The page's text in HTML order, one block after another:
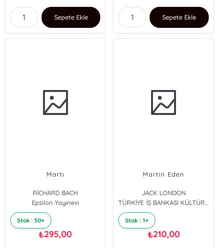
Sepete Ekle Sepete Ekle
Martı
RİCHARD BACH
Epsilon Yayınevi
Stok : 50+
₺295,00
Martin Eden
JACK LONDON
TÜRKİYE İŞ BANKASI KÜLTÜR YAYINLARI
Stok : 1+
₺210,00